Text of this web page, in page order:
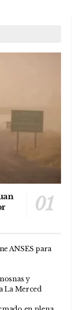
ANSES para
y
La Merced